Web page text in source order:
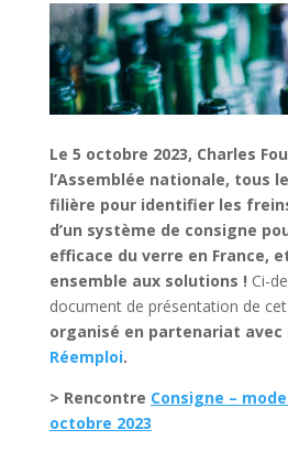
Le 5 octobre 2023, Charles
l’Assemblée nationale, tous
filière pour identifier les
d’un système de consigne
efficace du verre en France,
ensemble aux solutions ! Ci-
document de présentation de
organisé en partenariat avec
Réemploi.
> Rencontre Consigne –
octobre 2023